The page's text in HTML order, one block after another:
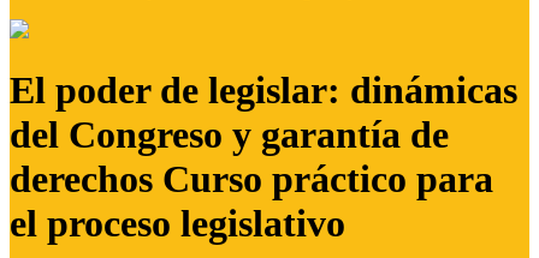
El poder de legislar: dinámicas
del Congreso y garantía de
derechos Curso práctico para
el proceso legislativo